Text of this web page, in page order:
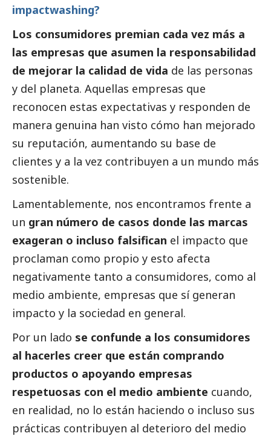
impactwashing?
Los consumidores premian cada vez más a
las empresas que asumen la responsabilidad
de mejorar la calidad de vida de las personas
y del planeta. Aquellas empresas que
reconocen estas expectativas y responden de
manera genuina han visto cómo han mejorado
su reputación, aumentando su base de
clientes y a la vez contribuyen a un mundo más
sostenible.
Lamentablemente, nos encontramos frente a
un gran número de casos donde las marcas
exageran o incluso falsifican el impacto que
proclaman como propio y esto afecta
negativamente tanto a consumidores, como al
medio ambiente, empresas que sí generan
impacto y la sociedad en general.
Por un lado se confunde a los consumidores
al hacerles creer que están comprando
productos o apoyando empresas
respetuosas con el medio ambiente cuando,
en realidad, no lo están haciendo o incluso sus
prácticas contribuyen al deterioro del medio